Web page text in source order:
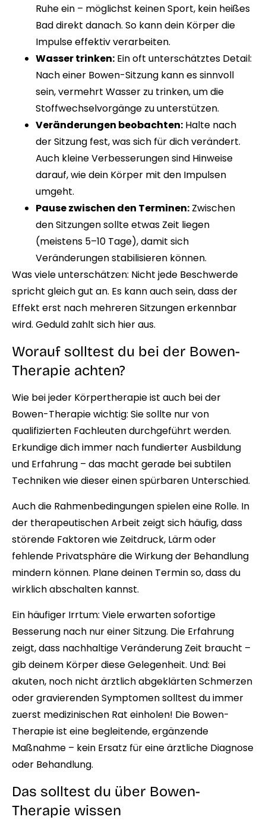
Ruhe ein – möglichst keinen Sport, kein heißes
Bad direkt danach. So kann dein Körper die
Impulse effektiv verarbeiten.
Wasser trinken: Ein oft unterschätztes Detail:
Nach einer Bowen-Sitzung kann es sinnvoll
sein, vermehrt Wasser zu trinken, um die
Stoffwechselvorgänge zu unterstützen.
Veränderungen beobachten: Halte nach
der Sitzung fest, was sich für dich verändert.
Auch kleine Verbesserungen sind Hinweise
darauf, wie dein Körper mit den Impulsen
umgeht.
Pause zwischen den Terminen: Zwischen
den Sitzungen sollte etwas Zeit liegen
(meistens 5–10 Tage), damit sich
Veränderungen stabilisieren können.
Was viele unterschätzen: Nicht jede Beschwerde
spricht gleich gut an. Es kann auch sein, dass der
Effekt erst nach mehreren Sitzungen erkennbar
wird. Geduld zahlt sich hier aus.
Worauf solltest du bei der Bowen-
Therapie achten?
Wie bei jeder Körpertherapie ist auch bei der
Bowen-Therapie wichtig: Sie sollte nur von
qualifizierten Fachleuten durchgeführt werden.
Erkundige dich immer nach fundierter Ausbildung
und Erfahrung – das macht gerade bei subtilen
Techniken wie dieser einen spürbaren Unterschied.
Auch die Rahmenbedingungen spielen eine Rolle. In
der therapeutischen Arbeit zeigt sich häufig, dass
störende Faktoren wie Zeitdruck, Lärm oder
fehlende Privatsphäre die Wirkung der Behandlung
mindern können. Plane deinen Termin so, dass du
wirklich abschalten kannst.
Ein häufiger Irrtum: Viele erwarten sofortige
Besserung nach nur einer Sitzung. Die Erfahrung
zeigt, dass nachhaltige Veränderung Zeit braucht –
gib deinem Körper diese Gelegenheit. Und: Bei
akuten, noch nicht ärztlich abgeklärten Schmerzen
oder gravierenden Symptomen solltest du immer
zuerst medizinischen Rat einholen! Die Bowen-
Therapie ist eine begleitende, ergänzende
Maßnahme – kein Ersatz für eine ärztliche Diagnose
oder Behandlung.
Das solltest du über Bowen-
Therapie wissen